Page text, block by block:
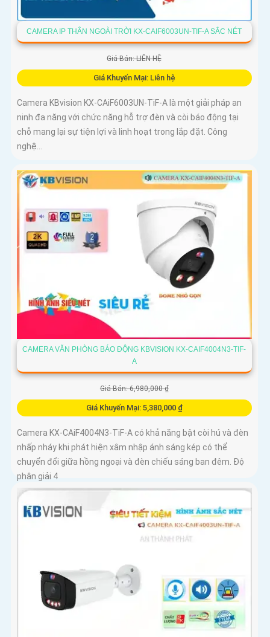
CAMERA IP THÂN NGOÀI TRỜI KX-CAIF6003UN-TIF-A SẮC NÉT
Giá Bán: LIÊN HỆ
Giá Khuyến Mại: Liên hệ
Camera KBvision KX-CAiF6003UN-TiF-A là một giải pháp an
ninh đa năng với chức năng hỗ trợ đèn và còi báo động tại
chỗ mang lại sự tiện lợi và linh hoạt trong lắp đặt. Công
nghệ...
CAMERA VĂN PHÒNG BÁO ĐỘNG KBVISION KX-CAIF4004N3-TIF-
A
Giá Bán: 6,980,000 ₫
Giá Khuyến Mại: 5,380,000 ₫
Camera KX-CAiF4004N3-TiF-A có khả năng bật còi hú và đèn
nhấp nháy khi phát hiện xâm nhập ánh sáng kép có thể
chuyển đổi giữa hồng ngoại và đèn chiếu sáng ban đêm. Độ
phân giải 4